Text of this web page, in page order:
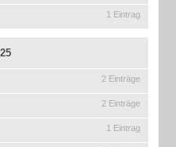
1 Eintrag
2 Einträge
2 Einträge
1 Eintrag